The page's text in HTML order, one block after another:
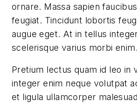
ornare. Massa sapien
feugiat. Tincidunt lobortis
augue eget. At in tellus
scelerisque varius morbi enim.
Pretium lectus quam id leo in
integer enim neque volutpat
et ligula ullamcorper